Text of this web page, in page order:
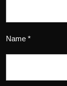
Name *